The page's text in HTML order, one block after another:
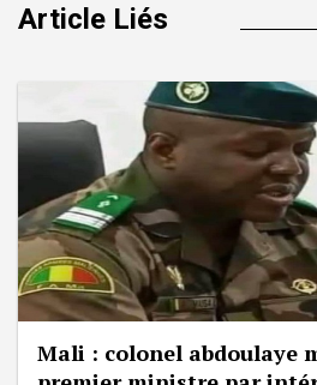
Article Liés
Mali : colonel abdoulaye